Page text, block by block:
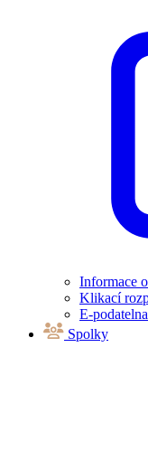
Informace
Klikací
E-podatelna
Spolky